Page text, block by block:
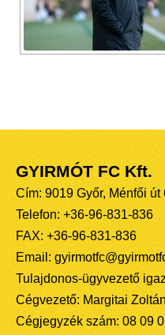
GYIRMÓT FC Kft.
Cím: 9019 Győr, Ménfői út
Telefon: +36-96-831-836
FAX: +36-96-831-836
Email:
Tulajdonos-ügyvezető
Cégvezető: Margitai
Cégjegyzék szám: 08 09